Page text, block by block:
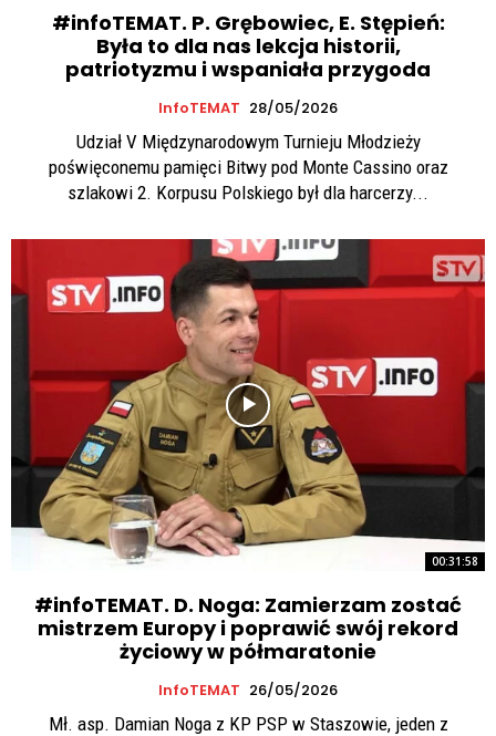
#infoTEMAT. P. Grębowiec, E. Stępień:
Była to dla nas lekcja historii,
patriotyzmu i wspaniała przygoda
InfoTEMAT 28/05/2026
Udział V Międzynarodowym Turnieju Młodzieży
poświęconemu pamięci Bitwy pod Monte Cassino oraz
szlakowi 2. Korpusu Polskiego był dla harcerzy...
00:31:58
#infoTEMAT. D. Noga: Zamierzam zostać
mistrzem Europy i poprawić swój rekord
życiowy w półmaratonie
InfoTEMAT 26/05/2026
Mł. asp. Damian Noga z KP PSP w Staszowie, jeden z